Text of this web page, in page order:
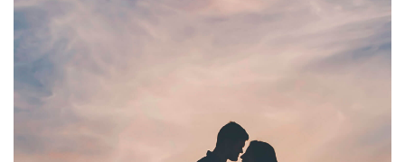
Lorem ipsum dolor sit amet, consectetur adipisicing elit, sed
aliqua. Ut enim ad minim veniam, quis nostrud exercitation
ullamco laboris nisi ut aliquip ex ea commodo consequat.